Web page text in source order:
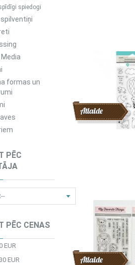
spiedogi
formas un
PĒC
PĒC CENAS
EUR
EUR
Atlaide
Atlaide